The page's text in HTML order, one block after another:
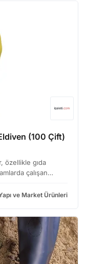
ve kalitesini
ilanı arasından,
bütçenize en uygun
(100 Çift)
özellikle gıda
çalışan
kullanım …
ve Market Ürünleri